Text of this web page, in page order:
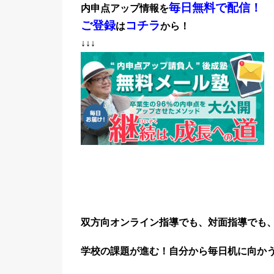
内申点アップ情報を毎日無料で配信！
ご登録はコチラから！
↓↓↓
双方向オンライン指導でも、対面指導でも
学校の課題が進む！ 自分から毎日机に向か